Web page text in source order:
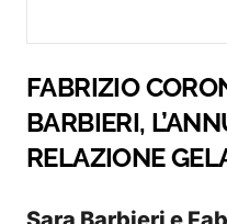
FABRIZIO
BARBIERI,
RELAZIONE